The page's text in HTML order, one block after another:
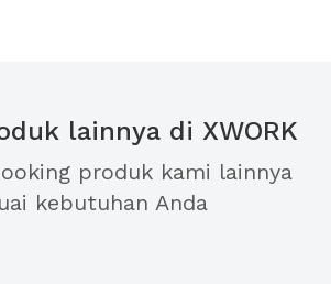
lainnya di XWORK
produk kami lainnya
kebutuhan Anda